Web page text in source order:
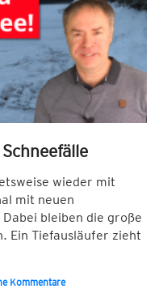
wieder mit
mit neuen
bleiben die große
Ein Tiefausläufer zieht
Kommentare